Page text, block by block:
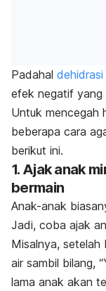
Padahal
efek negatif yang
Untuk mencegah
beberapa cara
berikut ini.
1. Ajak anak
bermain
Anak-anak
Jadi, coba ajak
Misalnya, setelah
air sambil bilang,
lama anak akan